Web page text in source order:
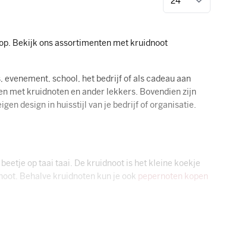
Bekijk ons assortimenten met kruidnoot
school, het bedrijf of als cadeau aan
met kruidnoten en ander lekkers. Bovendien zijn
design in huisstijl van je bedrijf of organisatie.
op taai taai. De kruidnoot is het kleine koekje
Behalve kruidnoten kun je ook pepernoten kopen
gepersonaliseerd of bedrukt worden met een